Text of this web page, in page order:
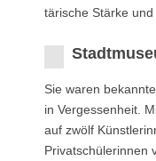
tärische Stärke
Sie waren
in Vergessenheit.
auf zwölf
Privatschülerinnen